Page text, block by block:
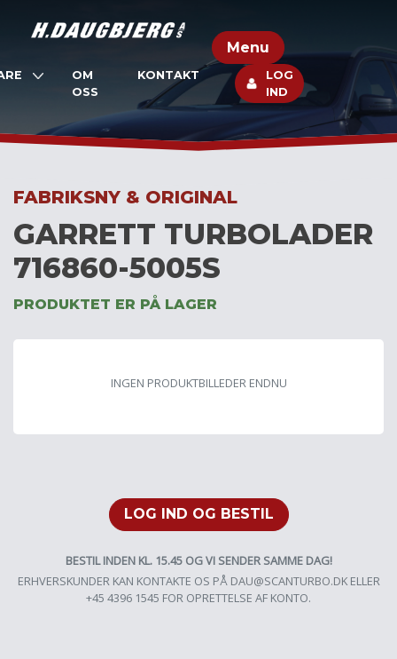
Menu
OM
OSS
KONTAKT
LOG
IND
FABRIKSNY & ORIGINAL
GARRETT TURBOLADER
716860-5005S
PRODUKTET ER PÅ LAGER
INGEN PRODUKTBILLEDER ENDNU
LOG IND OG BESTIL
BESTIL INDEN KL. 15.45 OG VI SENDER SAMME DAG!
ERHVERSKUNDER KAN KONTAKTE OS PÅ DAU@SCANTURBO.DKELLER
+45 4396 1545 FOR OPRETTELSE AF KONTO.